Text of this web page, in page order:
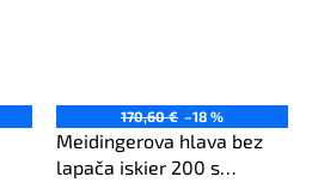
170,60 € –18 %
Meidingerova hlava bez
lapača iskier 200 s